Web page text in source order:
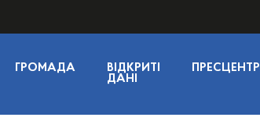
ГРОМАДА
ВІДКРИТІ
ДАНІ
ПРЕСЦЕНТР